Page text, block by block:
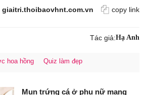
giaitri.thoibaovhnt.com.vn copy link
Tác giả:Hạ Anh
hoa hồng Quiz làm đẹp
Mụn trứng cá ở phụ nữ mang